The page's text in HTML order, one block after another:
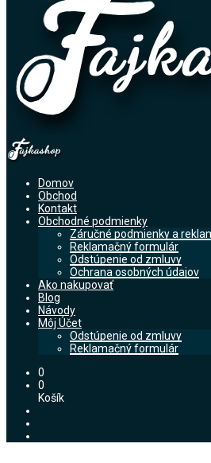
Domov
Obchod
Kontakt
Obchodné podmienky
Záručné podmienky a
Reklamačný formulár
Odstúpenie od zmluvy
Ochrana osobných údajov
Ako nakupovať
Blog
Návody
Môj Účet
Odstúpenie od zmluvy
Reklamačný formulár
0
0
Košík